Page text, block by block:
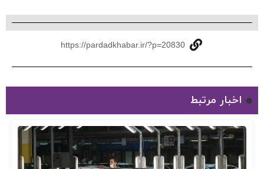
https://pardadkhabar.ir/?p=20830
اخبار مرتبط